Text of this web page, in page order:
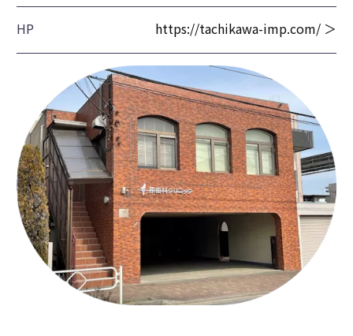
HP https://tachikawa-imp.com/ ＞